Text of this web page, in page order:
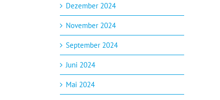
Dezember 2024
November 2024
September 2024
Juni 2024
Mai 2024